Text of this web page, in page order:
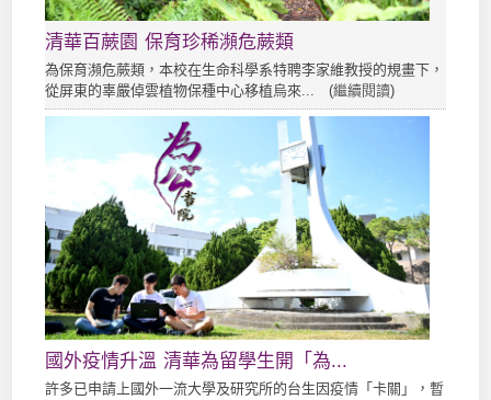
清華百蕨園 保育珍稀瀕危蕨類
為保育瀕危蕨類，本校在生命科學系特聘李家維教授的規畫下，
從屏東的辜嚴倬雲植物保種中心移植烏來... (繼續閱讀)
國外疫情升溫 清華為留學生開「為...
許多已申請上國外一流大學及研究所的台生因疫情「卡關」，暫